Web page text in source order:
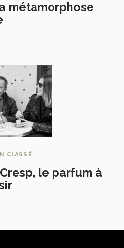
métamorphose
CLASSÉ
le parfum à